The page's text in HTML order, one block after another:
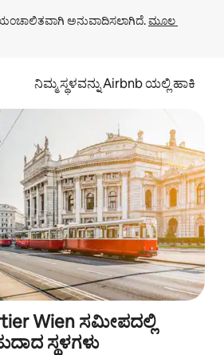
ಅನುವಾದಿಸಲಾಗಿದೆ. ಮೂಲ
ನಿಮ್ಮ ಸ್ಥಳವನ್ನು Airbnb ಯಲ್ಲಿ ಹಾಕಿ
Wien ಸಮೀಪದಲ್ಲಿ
ಸ್ಥಳಗಳು